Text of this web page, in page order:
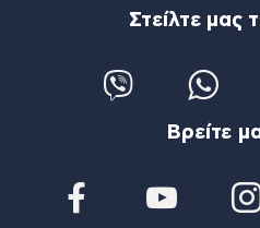
Στείλτε μας
Βρείτε